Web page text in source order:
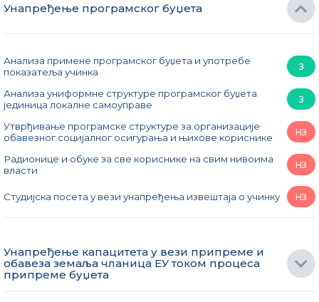
Унапређење програмског буџета
Анализа примене програмског буџета и употребе
показатеља учинка
З
Анализа униформне структуре програмског буџета
јединица локалне самоуправе
З
Утврђивање програмске структуре за организације
обавезног социјалног осигурања и њихове кориснике
НЗ
Радионице и обуке за све кориснике на свим нивоима
власти
НЗ
Студијска посета у вези унапређења извештаја о учинку НЗ
Унапређење капацитета у вези припреме и
обавеза земаља чланица ЕУ током процеса
припреме буџета